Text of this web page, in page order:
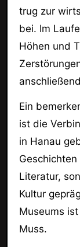
trug zur
bei. Im
Höhen und
Ein
ist die
in Hanau
Literatur,
Kultur
Museums
Muss.